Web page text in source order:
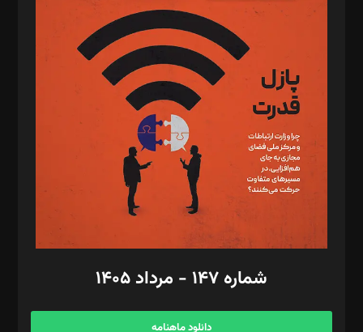
د‌بیر پیوست جهان: مینا پاکدل
د‌بیر تحریریه آنلاین: بابک نقاش
تحریریه‌: مجتبی محمود‌ی، آرش برهمند، یسنا امان‌پور، سروش کرمیان،
مصطفی مسجدی آرانی، ابوالفضل رجبی، زهرا فکرانه، فائزه فتحی
رستمی،مصطفی باستان
ویرایش: نگار استاد‌‌آقا
طراح یونیفرم: مجید توکلی
فیلمبرداری و عکاسی: امیر شفیعی، مانی لطفی زاده
گرافیک و صفحه‌آرایی: سید‌سبحان‌علی ثابت
مد‌یر توسعه تجاری: کامبیز برید‌
امور مالی: شاپور رهبری، محمد‌ کاظمی‌نیا
آگهی و مشترکین: ۰۹۱۹۹۹۹۰۴۵۴
شماره ۱۴۷ - مرداد ۱۴۰۵
دانلود ماهنامه